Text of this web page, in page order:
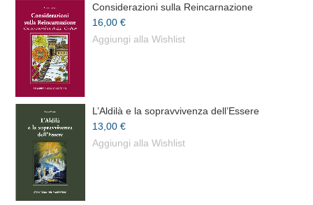
Considerazioni sulla Reincarnazione
16,00 €
Aggiungi alla Wishlist
L’Aldilà e la sopravvivenza dell’Essere
13,00 €
Aggiungi alla Wishlist